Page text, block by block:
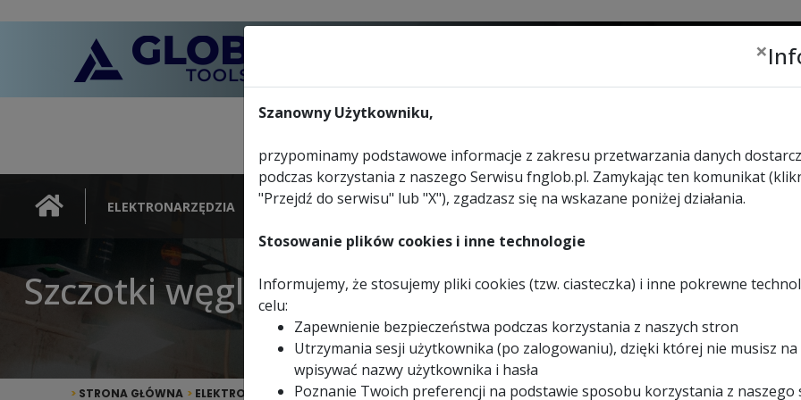
lub
ELEKTRONARZĘDZIA NARZĘDZIA
URZĄDZENIA
WYBIERZ
KONTAKT
×
Szanowny Użytkowniku,
przypominamy podstawowe informacje z zakresu przetwarzania danych
podczas korzystania z naszego Serwisu fnglob.pl. Zamykając ten komunikat
"Przejdź do serwisu" lub "X"), zgadzasz się na wskazane poniżej działania.
Stosowanie plików cookies i inne technologie
Informujemy, że stosujemy pliki cookies (tzw. ciasteczka) i inne pokrewne
celu:
Zapewnienie bezpieczeństwa podczas korzystania z naszych stron
Utrzymania sesji użytkownika (po zalogowaniu), dzięki której nie musisz
wpisywać nazwy użytkownika i hasła
Poznanie Twoich preferencji na podstawie sposobu korzystania z naszego
Szczotki węglowe do piły ukośnej z
(para)
> STRONA GŁÓWNA > ELEKTRONARZĘDZIA >POZOSTAŁE >SZCZOTKI WĘGLOWE DO PIŁY UKOŚNEJ Z PROWADNICAMI EVOLUTION